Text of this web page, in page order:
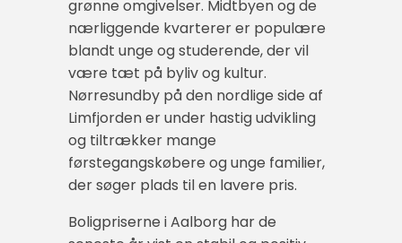
grønne omgivelser. Midtbyen og de
nærliggende kvarterer er populære
blandt unge og studerende, der vil
være tæt på byliv og kultur.
Nørresundby på den nordlige side af
Limfjorden er under hastig udvikling
og tiltrækker mange
førstegangskøbere og unge familier,
der søger plads til en lavere pris.
Boligpriserne i Aalborg har de